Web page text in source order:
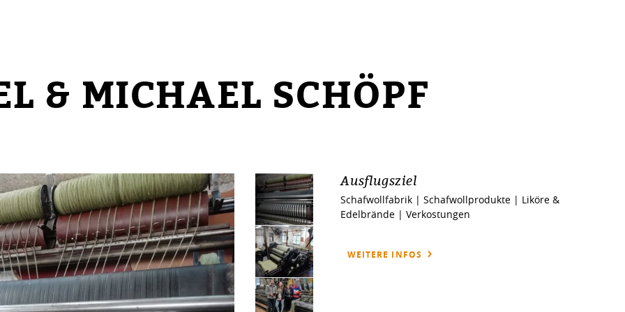
& MICHAEL SCHÖPF
Ausflugsziel
Schafwollfabrik | Schafwollprodukte | Liköre &
Edelbrände | Verkostungen
WEITERE INFOS